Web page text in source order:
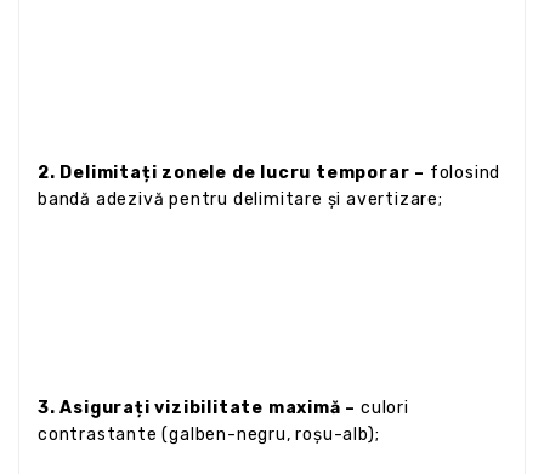
2. Delimitați zonele de lucru temporar – folosind
bandă adezivă pentru delimitare și avertizare;
3. Asigurați vizibilitate maximă – culori
contrastante (galben-negru, roșu-alb);